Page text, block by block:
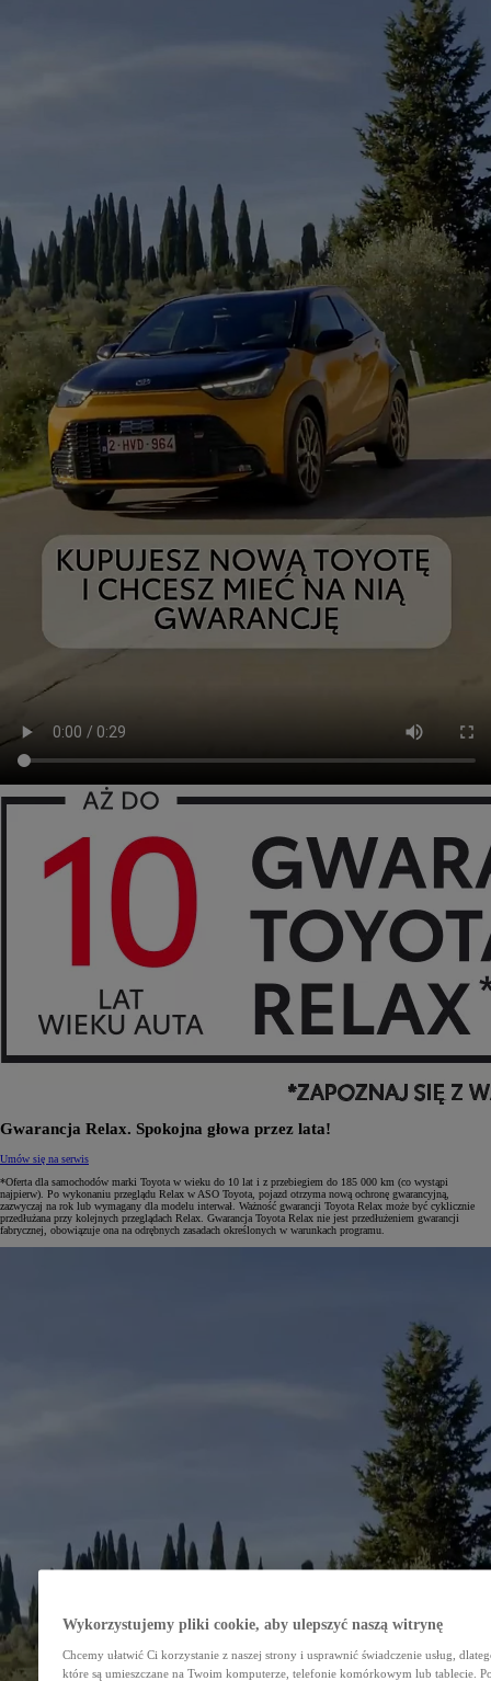
Gwarancja Relax. Spokojna głowa przez lata!
Umów się na serwis
*Oferta dla samochodów marki Toyota w wieku do 10 lat i z przebiegiem do 185 000 km (co wystąpi
najpierw). Po wykonaniu przeglądu Relax w ASO Toyota, pojazd otrzyma nową ochronę gwarancyjną,
zazwyczaj na rok lub wymagany dla modelu interwał. Ważność gwarancji Toyota Relax może być cyklicznie
przedłużana przy kolejnych przeglądach Relax. Gwarancja Toyota Relax nie jest przedłużeniem gwarancji
fabrycznej, obowiązuje ona na odrębnych zasadach określonych w warunkach programu.
Wykorzystujemy pliki cookie, aby ulepszyć naszą witrynę
Chcemy ułatwić Ci korzystanie z naszej strony i usprawnić świadczenie usług,
które są umieszczane na Twoim komputerze, telefonie komórkowym lub tablecie.